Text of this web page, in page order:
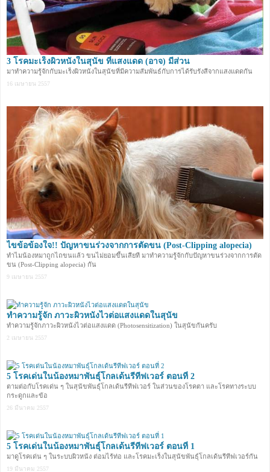
3 โรคมะเร็งผิวหนังในสุนัข ที่แสงแดด (อาจ) มีส่วน
มาทำความรู้จักกับมะเร็งผิวหนังในสุนัขที่มีความสัมพันธ์กับการได้รับรังสีจากแสงแดดกัน
16 เมษายน 2557
ไขข้อข้องใจ!! ปัญหาขนร่วงจากการตัดขน (Post-Clipping alopecia)
ทำไมน้องหมาถูกไถขนแล้ว ขนไม่ยอมขึ้นเสียที มาทำความรู้จักกับปัญหาขนร่วงจากการตัด
ขน (Post-Clipping alopecia) กัน
9 เมษายน 2557
ทำความรู้จัก ภาวะผิวหนังไวต่อแสงแดดในสุนัข
ทำความรู้จักภาวะผิวหนังไวต่อแสงแดด (Photosensitization) ในสุนัขกันครับ
2 เมษายน 2557
5 โรคเด่นในน้องหมาพันธุ์โกลเด้นรีทีฟเวอร์ ตอนที่ 2
ตามต่อกับโรคเด่น ๆ ในสุนัขพันธุ์โกลเด้นรีทีฟเวอร์ ในส่วนของโรคตา และโรคทางระบบ
กระดูกและข้อ
26 มีนาคม 2557
5 โรคเด่นในน้องหมาพันธุ์โกลเด้นรีทีฟเวอร์ ตอนที่ 1
มาดูโรคเด่น ๆ ในระบบผิวหนัง ต่อมไร้ท่อ และโรคมะเร็งในสุนัขพันธุ์โกลเด้นรีทีฟเวอร์กัน
19 มีนาคม 2557